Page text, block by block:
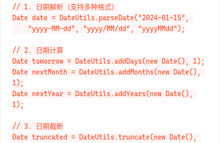
// 1. 日期解析（支持多种格式）
Date date = DateUtils.parseDate("2024-01-15",
// 2. 日期计算
Date tomorrow = DateUtils.addDays(new Date(), 1);
Date nextMonth = DateUtils.addMonths(new Date(),
1);
Date nextYear = DateUtils.addYears(new Date(),
// 3. 日期截断